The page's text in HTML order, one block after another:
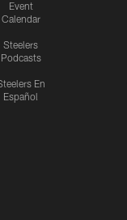
Event
Calendar
Steelers
Podcasts
En
Español